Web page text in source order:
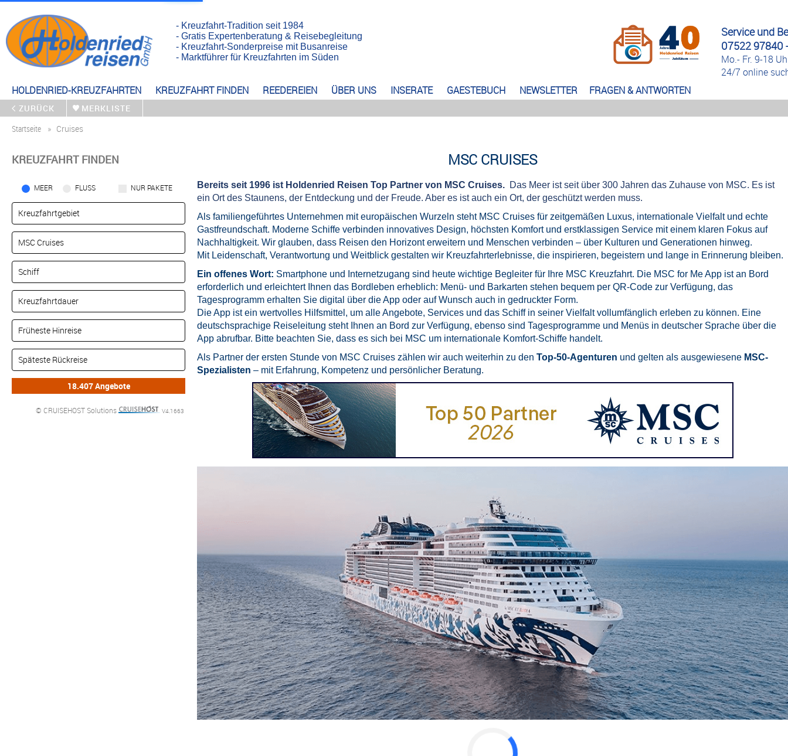
HOLDENRIED-KREUZFAHRTEN KREUZFAHRT FINDEN REEDEREIEN ÜBER UNS INSERATE GAESTEBUCH NEWSLETTER FRAGEN & ANTWORTEN
Service und
07522 97840
Mo.- Fr. 9-18
24/7 online
- Kreuzfahrt-Tradition seit 1984
- Gratis Expertenberatung & Reisebegleitung
- Kreuzfahrt-Sonderpreise mit Busanreise
- Marktführer für Kreuzfahrten im Süden
ZURÜCK
MERKLISTE
Startseite
Cruises
KREUZFAHRT FINDEN
MEER FLUSS NUR PAKETE
© CRUISEHOST Solutions V4.1663
MSC CRUISES
Bereits seit 1996 ist Holdenried Reisen Top Partner von MSC Cruises. Das Meer ist seit über 300 Jahren das Zuhause von MSC. Es ist
ein Ort des Staunens, der Entdeckung und der Freude. Aber es ist auch ein Ort, der geschützt werden muss.
Als familiengeführtes Unternehmen mit europäischen Wurzeln steht MSC Cruises für zeitgemäßen Luxus, internationale Vielfalt und echte
Gastfreundschaft. Moderne Schiffe verbinden innovatives Design, höchsten Komfort und erstklassigen Service mit einem klaren Fokus auf
Nachhaltigkeit. Wir glauben, dass Reisen den Horizont erweitern und Menschen verbinden – über Kulturen und Generationen hinweg.
Mit Leidenschaft, Verantwortung und Weitblick gestalten wir Kreuzfahrterlebnisse, die inspirieren, begeistern und lange in Erinnerung bleiben.
Ein offenes Wort: Smartphone und Internetzugang sind heute wichtige Begleiter für Ihre MSC Kreuzfahrt. Die MSC for Me App ist an Bord
erforderlich und erleichtert Ihnen das Bordleben erheblich: Menü- und Barkarten stehen bequem per QR-Code zur Verfügung, das
Tagesprogramm erhalten Sie digital über die App oder auf Wunsch auch in gedruckter Form.
Die App ist ein wertvolles Hilfsmittel, um alle Angebote, Services und das Schiff in seiner Vielfalt vollumfänglich erleben zu können. Eine
deutschsprachige Reiseleitung steht Ihnen an Bord zur Verfügung, ebenso sind Tagesprogramme und Menüs in deutscher Sprache über die
App abrufbar. Bitte beachten Sie, dass es sich bei MSC um internationale Komfort-Schiffe handelt.
Als Partner der ersten Stunde von MSC Cruises zählen wir auch weiterhin zu den Top-50-Agenturen und gelten als ausgewiesene MSC-
Spezialisten – mit Erfahrung, Kompetenz und persönlicher Beratung.